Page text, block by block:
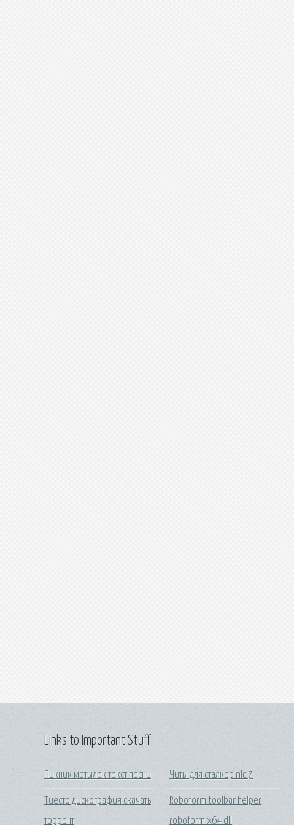
Links to Important Stuff
Пикник мотылек текст песни
Тиесто дискография скачать
торрент
Читы для сталкер nlc 7
Roboform toolbar helper
roboform x64 dll